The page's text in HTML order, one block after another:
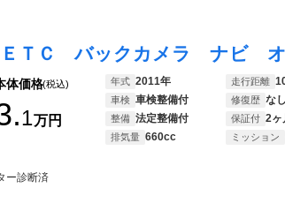
体価格(税込)
1万円
年式 2011年 走行距離
車検 車検整備付 修復歴 なし
整備 法定整備付 保証付 2ヶ
排気量 660cc ミッション
ー診断済